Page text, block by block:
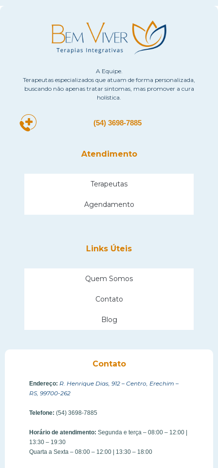
A Equipe.
Terapeutas especializados que atuam de forma personalizada,
buscando não apenas tratar sintomas, mas promover a cura
holística.
(54) 3698-7885
Atendimento
Terapeutas
Agendamento
Links Úteis
Quem Somos
Contato
Blog
Contato
Endereço: R. Henrique Dias, 912 – Centro, Erechim –
RS, 99700-262
Telefone: (54) 3698-7885
Horário de atendimento: Segunda e terça – 08:00 – 12:00 |
13:30 – 19:30
Quarta a Sexta – 08:00 – 12:00 | 13:30 – 18:00